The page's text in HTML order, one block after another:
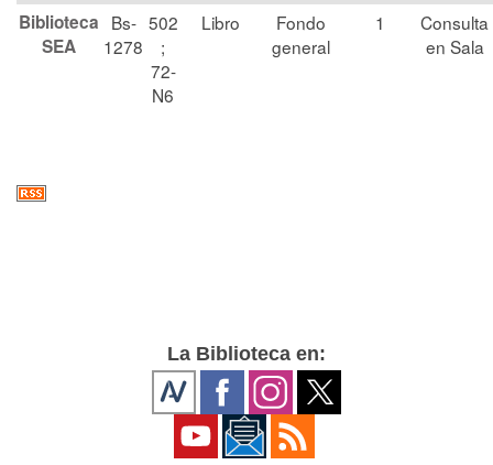
Biblioteca
SEA
Bs-
1278
502
;
72-
N6
Libro
Fondo
general
1
Consulta
en Sala
La Biblioteca en: